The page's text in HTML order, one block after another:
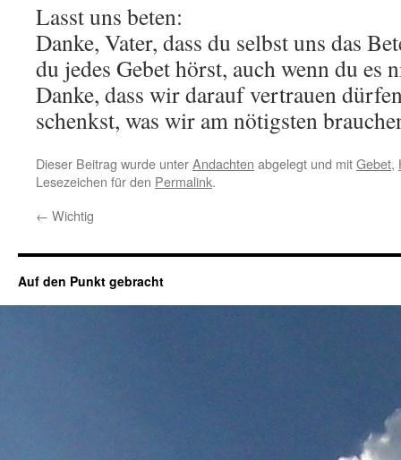
Lasst uns beten:
Danke, Vater, dass du selbst uns das
du jedes Gebet hörst, auch wenn du es
Danke, dass wir darauf vertrauen
schenkst, was wir am nötigsten
Dieser Beitrag wurde unterAndachten abgelegt und mitGebet,
Lesezeichen für den Permalink.
← Wichtig
Auf den Punkt gebracht